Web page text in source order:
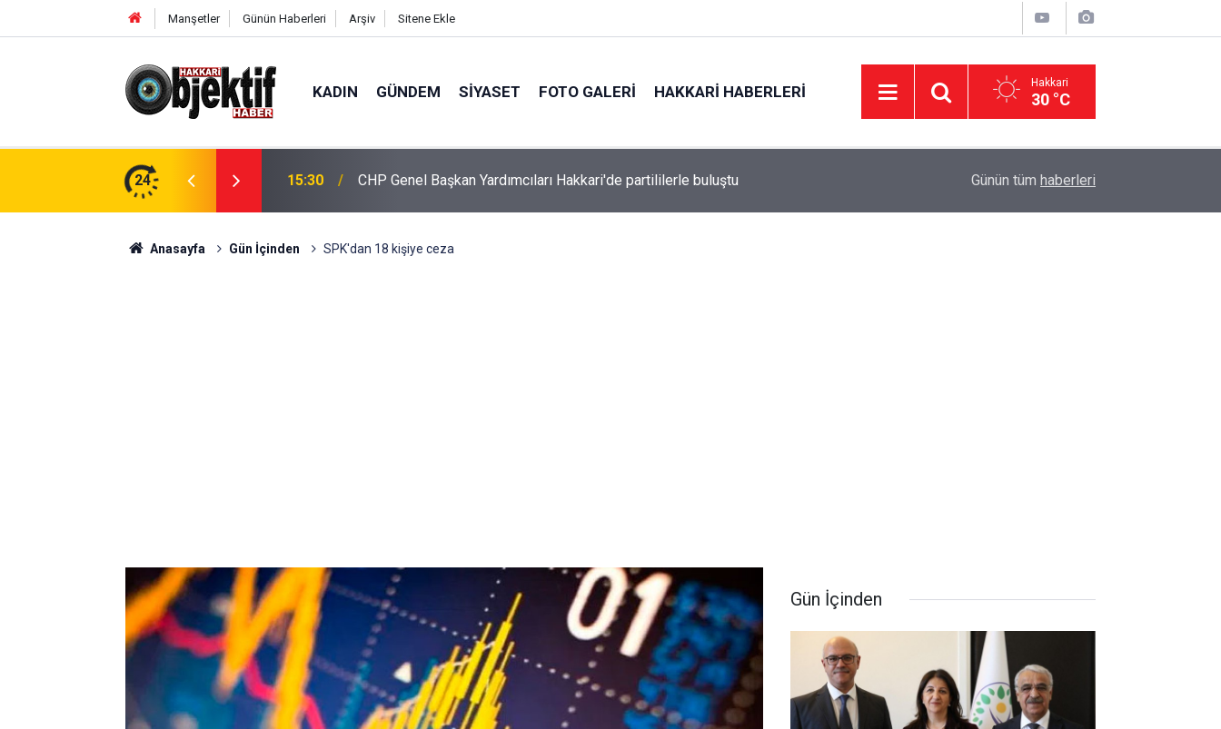
Manşetler Günün Haberleri Arşiv Sitene Ekle
KADIN GÜNDEM SIYASET FOTO GALERI HAKKARI HABERLERI Hakkari
30 °C
24
ilçe ziyaretleri 15:30 CHP Genel Başkan Yardımcıları Hakkari'de partililerle buluştu AK Parti Hakkâri teşkilatı Şemdinli'de
Günün tüm haberleri
Anasayfa Gün İçinden SPK'dan 18 kişiye ceza
Gün İçinden